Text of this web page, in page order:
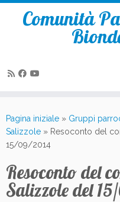
contenuto
Comunità
Pagina iniziale » Gruppi
Salizzole » Resoconto del
15/09/2014
Resoconto del
Salizzole del